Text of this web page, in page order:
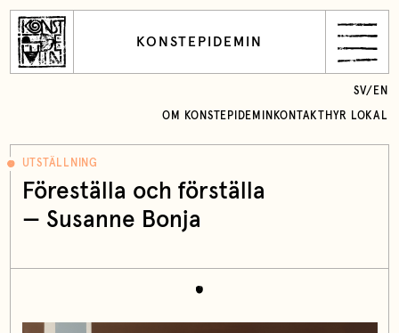
KONSTEPIDEMIN
OM KONSTEPIDEMIN KONTAKT HYR LOKAL
SV/ EN
UTSTÄLLNING
Föreställa och förställa
— Susanne Bonja